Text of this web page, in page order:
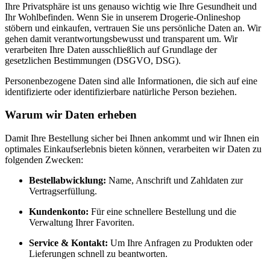
Ihre Privatsphäre ist uns genauso wichtig wie Ihre Gesundheit und
Ihr Wohlbefinden. Wenn Sie in unserem Drogerie-Onlineshop
stöbern und einkaufen, vertrauen Sie uns persönliche Daten an. Wir
gehen damit verantwortungsbewusst und transparent um. Wir
verarbeiten Ihre Daten ausschließlich auf Grundlage der
gesetzlichen Bestimmungen (DSGVO, DSG).
Personenbezogene Daten sind alle Informationen, die sich auf eine
identifizierte oder identifizierbare natürliche Person beziehen.
Warum wir Daten erheben
Damit Ihre Bestellung sicher bei Ihnen ankommt und wir Ihnen ein
optimales Einkaufserlebnis bieten können, verarbeiten wir Daten zu
folgenden Zwecken:
Bestellabwicklung: Name, Anschrift und Zahldaten zur
Vertragserfüllung.
Kundenkonto: Für eine schnellere Bestellung und die
Verwaltung Ihrer Favoriten.
Service & Kontakt: Um Ihre Anfragen zu Produkten oder
Lieferungen schnell zu beantworten.